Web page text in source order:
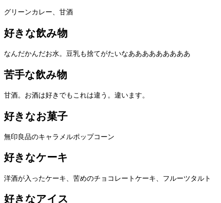
グリーンカレー、甘酒
好きな飲み物
なんだかんだお水。豆乳も捨てがたいなあああああああああ
苦手な飲み物
甘酒。お酒は好きでもこれは違う。違います。
好きなお菓子
無印良品のキャラメルポップコーン
好きなケーキ
洋酒が入ったケーキ、苦めのチョコレートケーキ、フルーツタルト
好きなアイス